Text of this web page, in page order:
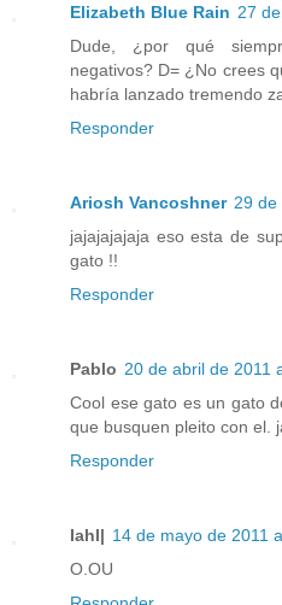
Elizabeth Blue Rain 27
Dude, ¿por qué
negativos? D= ¿No crees
habría lanzado tremendo
Responder
Ariosh Vancoshner 29 de
jajajajajaja eso esta de
gato !!
Responder
Pablo 20 de abril de 2011
Cool ese gato es un gato
que busquen pleito con el.
Responder
Iahl| 14 de mayo de 2011
O.OU